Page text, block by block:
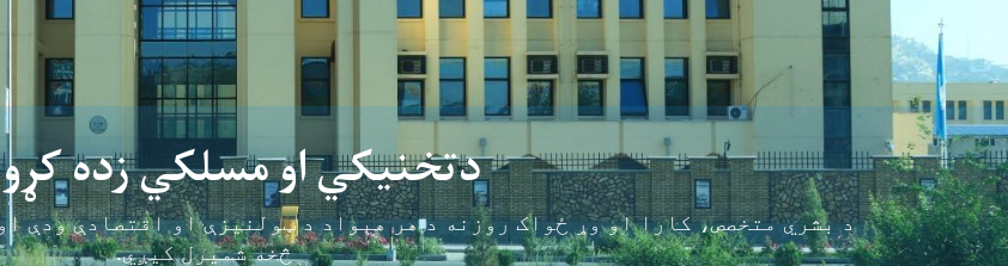
دتخنیکي او مسلکي زده کړو
د بشري متخصص، کارا او وړ ځواک روزنه د هر هېواد د ټولنیزې او اقتصادې ودې
څخه شمیرل کيږي.